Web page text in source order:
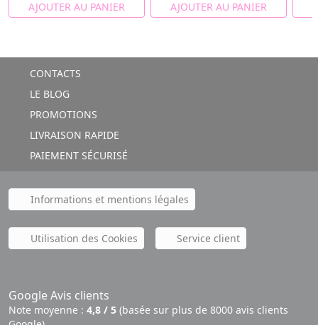
AJOUTER AU PANIER AJOUTER AU PANIER
CONTACTS
LE BLOG
PROMOTIONS
LIVRAISON RAPIDE
PAIEMENT SÉCURISÉ
Informations et mentions légales
Utilisation des Cookies Service client
Google Avis clients
Note moyenne : 4,8 / 5 (basée sur plus de 8000 avis clients